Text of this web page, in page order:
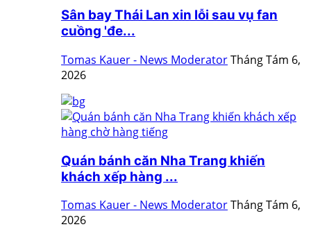
Sân bay Thái Lan xin lỗi sau vụ fan
cuồng 'đe...
Tomas Kauer - News ModeratorTháng Tám 6,
2026
Quán bánh căn Nha Trang khiến
khách xếp hàng ...
Tomas Kauer - News ModeratorTháng Tám 6,
2026